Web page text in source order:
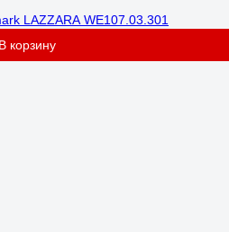
LAZZARA WE107.03.301
В корзину